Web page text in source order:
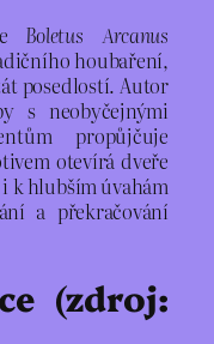
Boletus Arcanus
houbaření,
posedlostí. Autor
s neobyčejnými
propůjčuje
otevírá dveře
k hlubším úvahám
a překračování
(zdroj: